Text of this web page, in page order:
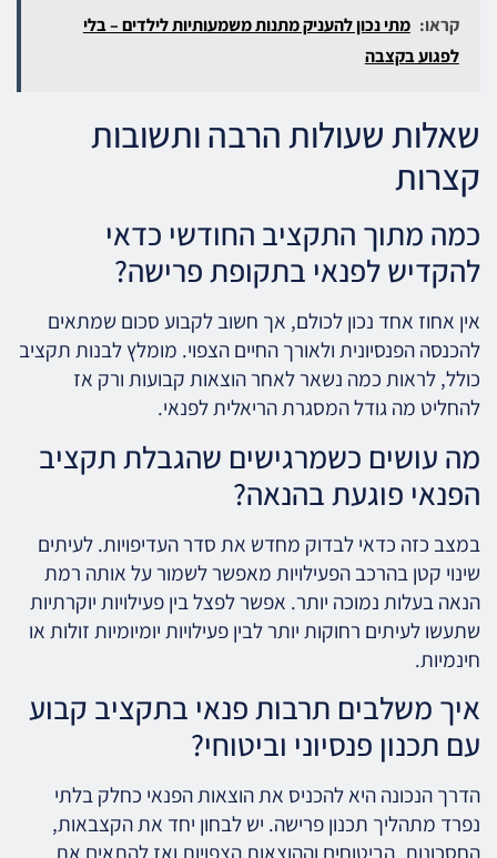
קראו: מתי נכון להעניק מתנות משמעותיות לילדים – בלי
לפגוע בקצבה
שאלות שעולות הרבה ותשובות
קצרות
כמה מתוך התקציב החודשי כדאי
להקדיש לפנאי בתקופת פרישה?
אין אחוז אחד נכון לכולם, אך חשוב לקבוע סכום שמתאים
להכנסה הפנסיונית ולאורך החיים הצפוי. מומלץ לבנות תקציב
כולל, לראות כמה נשאר לאחר הוצאות קבועות ורק אז
להחליט מה גודל המסגרת הריאלית לפנאי.
מה עושים כשמרגישים שהגבלת תקציב
הפנאי פוגעת בהנאה?
במצב כזה כדאי לבדוק מחדש את סדר העדיפויות. לעיתים
שינוי קטן בהרכב הפעילויות מאפשר לשמור על אותה רמת
הנאה בעלות נמוכה יותר. אפשר לפצל בין פעילויות יוקרתיות
שתעשו לעיתים רחוקות יותר לבין פעילויות יומיומיות זולות או
חינמיות.
איך משלבים תרבות פנאי בתקציב קבוע
עם תכנון פנסיוני וביטוחי?
הדרך הנכונה היא להכניס את הוצאות הפנאי כחלק בלתי
נפרד מתהליך תכנון פרישה. יש לבחון יחד את הקצבאות,